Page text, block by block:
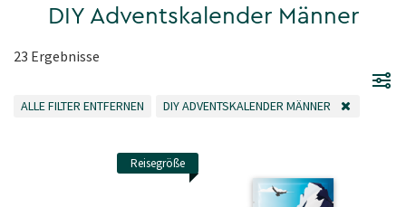
DIY Adventskalender Männer
23 Ergebnisse
ALLE FILTER ENTFERNEN
DIY ADVENTSKALENDER MÄNNER
Reisegröße